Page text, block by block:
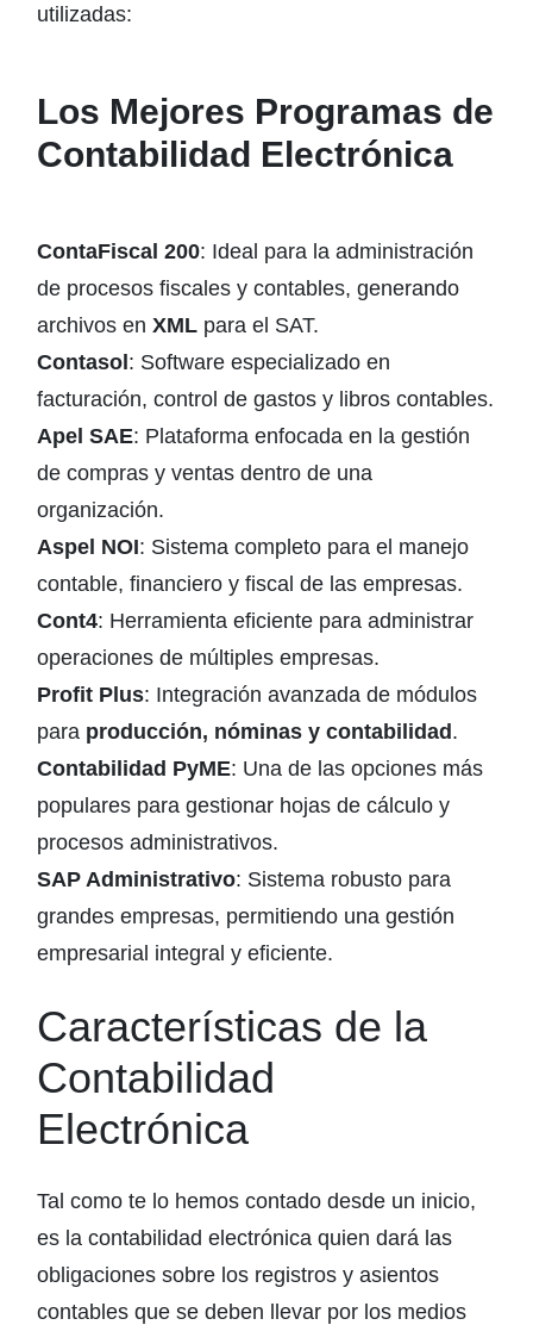
utilizadas:
Los Mejores Programas de
Contabilidad Electrónica
ContaFiscal 200: Ideal para la administración
de procesos fiscales y contables, generando
archivos en XML para el SAT.
Contasol: Software especializado en
facturación, control de gastos y libros contables.
Apel SAE: Plataforma enfocada en la gestión
de compras y ventas dentro de una
organización.
Aspel NOI: Sistema completo para el manejo
contable, financiero y fiscal de las empresas.
Cont4: Herramienta eficiente para administrar
operaciones de múltiples empresas.
Profit Plus: Integración avanzada de módulos
para producción, nóminas y contabilidad.
Contabilidad PyME: Una de las opciones más
populares para gestionar hojas de cálculo y
procesos administrativos.
SAP Administrativo: Sistema robusto para
grandes empresas, permitiendo una gestión
empresarial integral y eficiente.
Características de la
Contabilidad
Electrónica
Tal como te lo hemos contado desde un inicio,
es la contabilidad electrónica quien dará las
obligaciones sobre los registros y asientos
contables que se deben llevar por los medios